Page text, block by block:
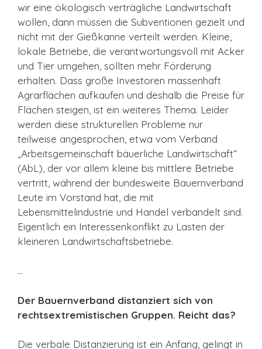
wir eine ökologisch verträgliche Landwirtschaft
wollen, dann müssen die Subventionen gezielt und
nicht mit der Gießkanne verteilt werden. Kleine,
lokale Betriebe, die verantwortungsvoll mit Acker
und Tier umgehen, sollten mehr Förderung
erhalten. Dass große Investoren massenhaft
Agrarflächen aufkaufen und deshalb die Preise für
Flächen steigen, ist ein weiteres Thema. Leider
werden diese strukturellen Probleme nur
teilweise angesprochen, etwa vom Verband
„Arbeitsgemeinschaft bäuerliche Landwirtschaft“
(AbL), der vor allem kleine bis mittlere Betriebe
vertritt, während der bundesweite Bauernverband
Leute im Vorstand hat, die mit
Lebensmittelindustrie und Handel verbandelt sind.
Eigentlich ein Interessenkonflikt zu Lasten der
kleineren Landwirtschaftsbetriebe.
…
Der Bauernverband distanziert sich von
rechtsextremistischen Gruppen. Reicht das?
Die verbale Distanzierung ist ein Anfang, gelingt in